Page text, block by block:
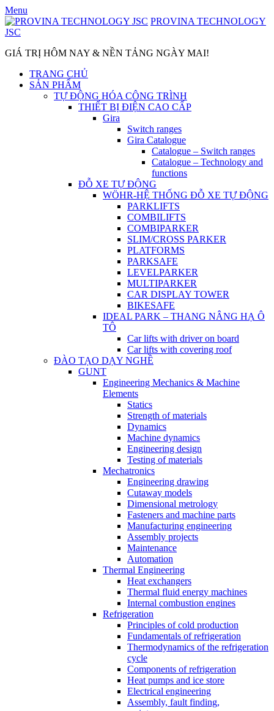
Skip
to
content
Menu
PROVINA TECHNOLOGY
JSC
GIÁ TRỊ HÔM NAY & NỀN TẢNG NGÀY MAI!
TRANG CHỦ
SẢN PHẨM
TỰ ĐỘNG HÓA CÔNG TRÌNH
THIẾT BỊ ĐIỆN CAO CẤP
Gira
Switch ranges
Gira Catalogue
Catalogue – Switch ranges
Catalogue – Technology and
functions
ĐỖ XE TỰ ĐỘNG
WÖHR-HỆ THỐNG ĐỖ XE TỰ ĐỘNG
PARKLIFTS
COMBILIFTS
COMBIPARKER
SLIM/CROSS PARKER
PLATFORMS
PARKSAFE
LEVELPARKER
MULTIPARKER
CAR DISPLAY TOWER
BIKESAFE
IDEAL PARK – THANG NÂNG HẠ Ô
TÔ
Car lifts with driver on board
Car lifts with covering roof
ĐÀO TẠO DẠY NGHỀ
GUNT
Engineering Mechanics & Machine
Elements
Statics
Strength of materials
Dynamics
Machine dynamics
Engineering design
Testing of materials
Mechatronics
Engineering drawing
Cutaway models
Dimensional metrology
Fasteners and machine parts
Manufacturing engineering
Assembly projects
Maintenance
Automation
Thermal Engineering
Heat exchangers
Thermal fluid energy machines
Internal combustion engines
Refrigeration
Principles of cold production
Fundamentals of refrigeration
Thermodynamics of the refrigeration
cycle
Components of refrigeration
Heat pumps and ice store
Electrical engineering
Assembly, fault finding,